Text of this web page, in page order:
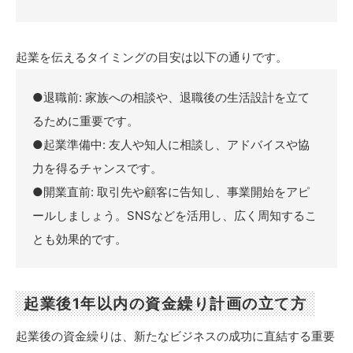
起業を伝えるタイミングの目安は以下の通りです。
●退職前: 家族への相談や、退職後の生活設計を立て
るために重要です。
●起業準備中: 友人や知人に相談し、アドバイスや協
力を得るチャンスです。
●開業直前: 取引先や顧客に告知し、事業開始をアピ
ールしましょう。SNSなどを活用し、広く周知するこ
とも効果的です。
起業後1年以内の資金繰り計画の立て方
起業後の資金繰りは、新たなビジネスの成功に直結する重要